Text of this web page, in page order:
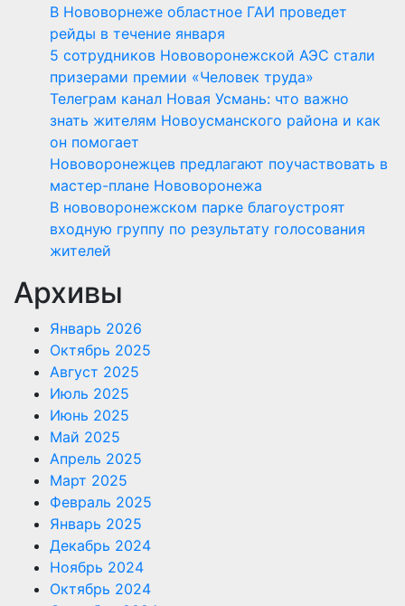
В Нововорнеже областное ГАИ проведет
рейды в течение января
5 сотрудников Нововоронежской АЭС стали
призерами премии «Человек труда»
Телеграм канал Новая Усмань: что важно
знать жителям Новоусманского района и как
он помогает
Нововоронежцев предлагают поучаствовать в
мастер-плане Нововоронежа
В нововоронежском парке благоустроят
входную группу по результату голосования
жителей
Архивы
Январь 2026
Октябрь 2025
Август 2025
Июль 2025
Июнь 2025
Май 2025
Апрель 2025
Март 2025
Февраль 2025
Январь 2025
Декабрь 2024
Ноябрь 2024
Октябрь 2024